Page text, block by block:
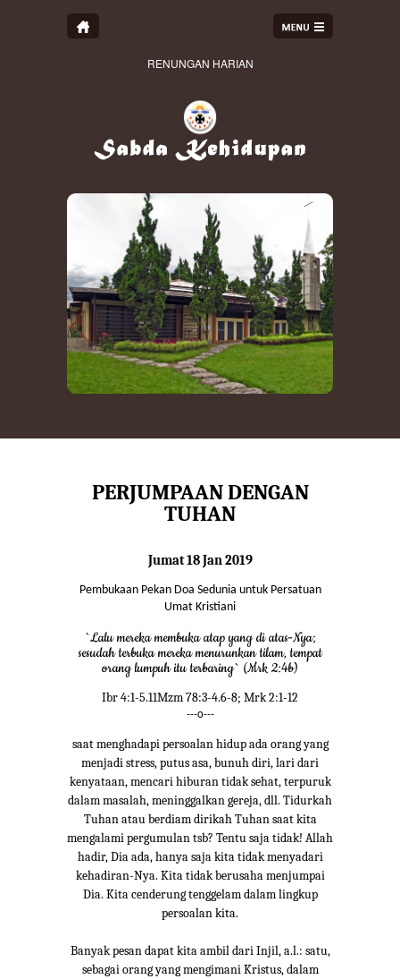
RENUNGAN HARIAN
PERJUMPAAN DENGAN
TUHAN
Jumat 18 Jan 2019
Pembukaan Pekan Doa Sedunia untuk Persatuan
Umat Kristiani
`Lalu mereka membuka atap yang di atas-Nya;
sesudah terbuka mereka menurunkan tilam, tempat
orang lumpuh itu terbaring` (Mrk 2:4b)
Ibr 4:1-5.11Mzm 78:3-4.6-8; Mrk 2:1-12
---o---
saat menghadapi persoalan hidup ada orang yang
menjadi stress, putus asa, bunuh diri, lari dari
kenyataan, mencari hiburan tidak sehat, terpuruk
dalam masalah, meninggalkan gereja, dll. Tidurkah
Tuhan atau berdiam dirikah Tuhan saat kita
mengalami pergumulan tsb? Tentu saja tidak! Allah
hadir, Dia ada, hanya saja kita tidak menyadari
kehadiran-Nya. Kita tidak berusaha menjumpai
Dia. Kita cenderung tenggelam dalam lingkup
persoalan kita.
Banyak pesan dapat kita ambil dari Injil, a.l.: satu,
sebagai orang yang mengimani Kristus, dalam